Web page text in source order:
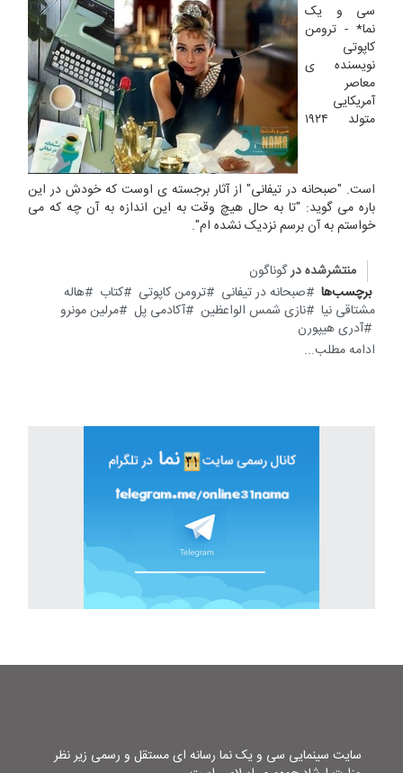
سی و یک
نما* - ترومن
کاپوتی
نویسنده ی
معاصر
آمریکایی
متولد ۱۹۲۴
است. "صبحانه در تیفانی" از آثار برجسته ی اوست که خودش در این
باره می گوید: "تا به حال هیچ وقت به این اندازه به آن چه که می
خواستم به آن برسم نزدیک نشده ام".
منتشرشده درگوناگون
برچسب‌ها
صبحانه در تیفانی ترومن کاپوتی کتاب
هاله
مشتاقی نیا
نازی شمس الواعظین آکادمی پل
مرلین مونرو
آدری هیپورن
ادامه مطلب...
سایت سینمایی سی و یک نما رسانه ای مستقل و رسمی زیر نظر